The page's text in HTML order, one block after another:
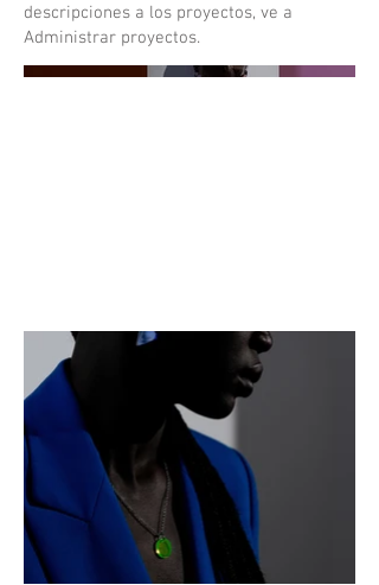
descripciones a los proyectos, ve a
Administrar proyectos.